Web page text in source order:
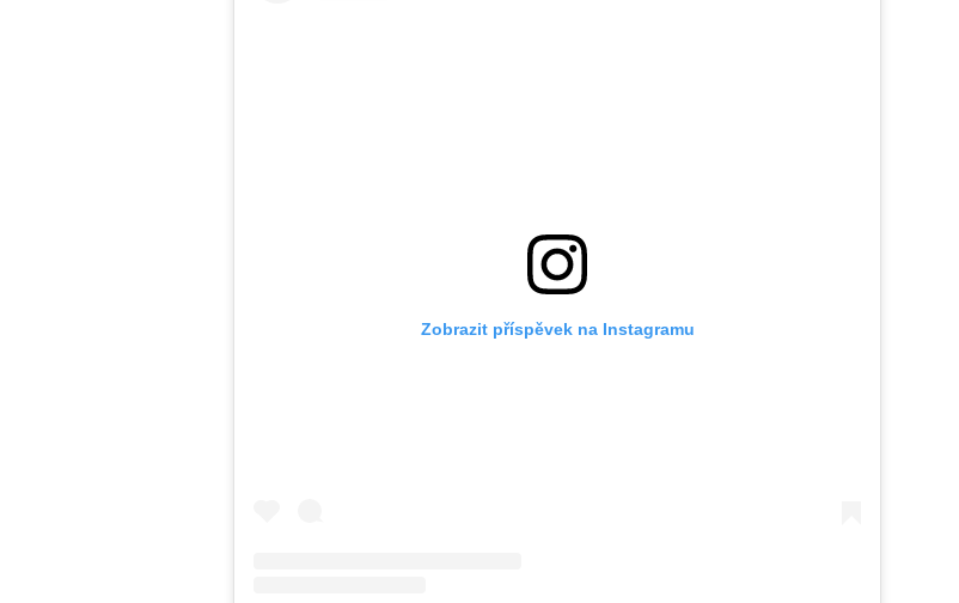
Zobrazit příspěvek na Instagramu